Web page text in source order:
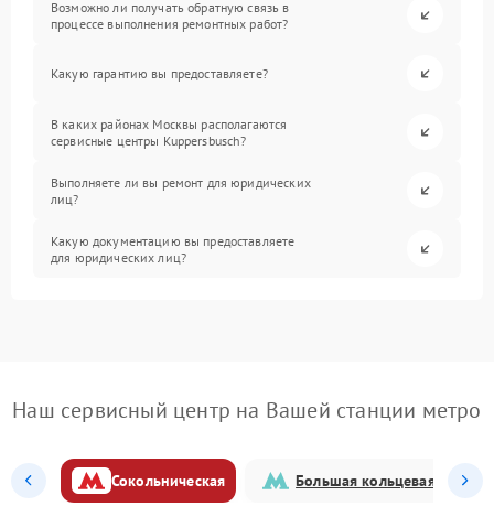
Возможно ли получать обратную связь в
процессе выполнения ремонтных работ?
Какую гарантию вы предоставляете?
В каких районах Москвы располагаются
сервисные центры Kuppersbusch?
Выполняете ли вы ремонт для юридических
лиц?
Какую документацию вы предоставляете
для юридических лиц?
Наш сервисный центр на Вашей станции метро
Сокольническая Большая кольцевая